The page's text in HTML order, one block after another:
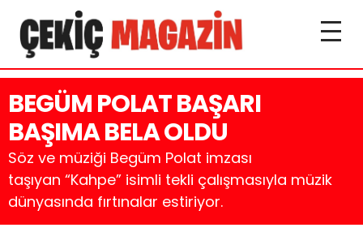
BEGÜM POLAT BAŞARI
BAŞIMA BELA OLDU
Söz ve müziği Begüm Polat imzası
taşıyan “Kahpe” isimli tekli çalışmasıyla müzik
dünyasında fırtınalar estiriyor.